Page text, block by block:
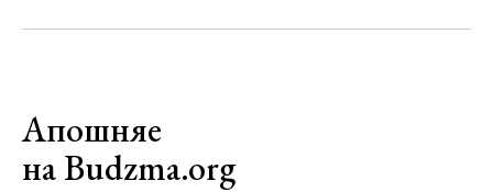
Апошняе
на Budzma.org